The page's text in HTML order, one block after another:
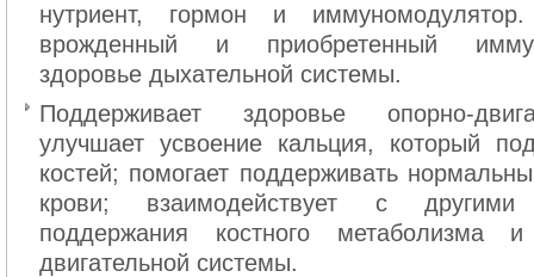
нутриент, гормон и
врожденный и приобретенный
здоровье дыхательной системы.
Поддерживает здоровье опорно-
улучшает усвоение кальция, который
костей; помогает поддерживать
крови; взаимодействует с
поддержания костного метаболизма
двигательной системы.